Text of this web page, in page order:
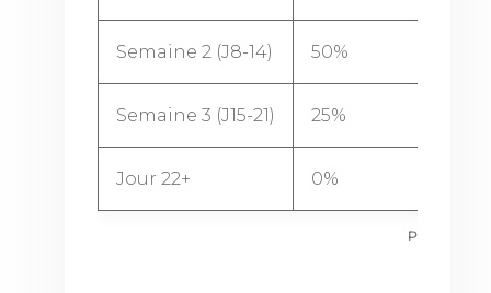
Protocole
Semaine 2 (J8-14) 50%
Semaine 3 (J15-21) 25%
Jour 22+ 0%